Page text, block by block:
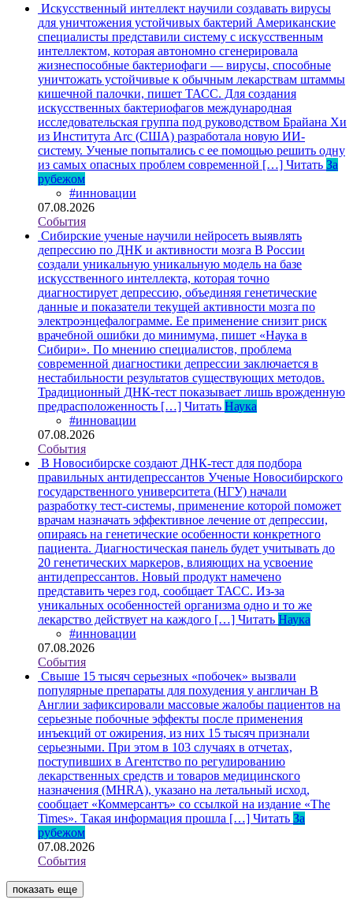
Искусственный интеллект научили создавать вирусы
для уничтожения устойчивых бактерий Американские
специалисты представили систему с искусственным
интеллектом, которая автономно сгенерировала
жизнеспособные бактериофаги — вирусы, способные
уничтожать устойчивые к обычным лекарствам штаммы
кишечной палочки, пишет ТАСС. Для создания
искусственных бактериофагов международная
исследовательская группа под руководством Брайана Хи
из Института Arc (США) разработала новую ИИ-
систему. Ученые попытались с ее помощью решить одну
из самых опасных проблем современной […] Читать За
рубежом
#инновации
07.08.2026
События
Сибирские ученые научили нейросеть выявлять
депрессию по ДНК и активности мозга В России
создали уникальную уникальную модель на базе
искусственного интеллекта, которая точно
диагностирует депрессию, объединяя генетические
данные и показатели текущей активности мозга по
электроэнцефалограмме. Ее применение снизит риск
врачебной ошибки до минимума, пишет «Наука в
Сибири». По мнению специалистов, проблема
современной диагностики депрессии заключается в
нестабильности результатов существующих методов.
Традиционный ДНК-тест показывает лишь врожденную
предрасположенность […] Читать Наука
#инновации
07.08.2026
События
В Новосибирске создают ДНК-тест для подбора
правильных антидепрессантов Ученые Новосибирского
государственного университета (НГУ) начали
разработку тест-системы, применение которой поможет
врачам назначать эффективное лечение от депрессии,
опираясь на генетические особенности конкретного
пациента. Диагностическая панель будет учитывать до
20 генетических маркеров, влияющих на усвоение
антидепрессантов. Новый продукт намечено
представить через год, сообщает ТАСС. Из-за
уникальных особенностей организма одно и то же
лекарство действует на каждого […] Читать Наука
#инновации
07.08.2026
События
Свыше 15 тысяч серьезных «побочек» вызвали
популярные препараты для похудения у англичан В
Англии зафиксировали массовые жалобы пациентов на
серьезные побочные эффекты после применения
инъекций от ожирения, из них 15 тысяч признали
серьезными. При этом в 103 случаях в отчетах,
поступивших в Агентство по регулированию
лекарственных средств и товаров медицинского
назначения (MHRA), указано на летальный исход,
сообщает «Коммерсантъ» со ссылкой на издание «The
Times». Такая информация прошла […] Читать За
рубежом
07.08.2026
События
показать еще